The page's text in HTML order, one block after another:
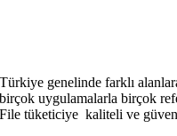
Türkiye genelinde farklı
birçok uygulamalarla birçok
File tüketiciye kaliteli ve